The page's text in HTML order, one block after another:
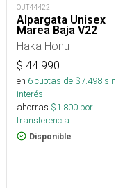
OUT44422
Alpargata Unisex
Marea Baja V22
Haka Honu
$ 44.990
en 6cuotas de $7.498sin
interés
ahorras $1.800 por
transferencia.
Disponible